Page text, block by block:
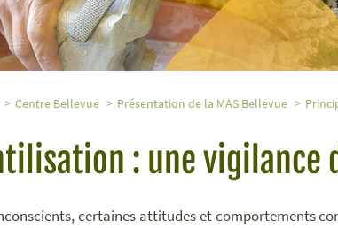
Centre Bellevue Présentation de la MAS Bellevue
: une vigilance
certaines attitudes et comportements